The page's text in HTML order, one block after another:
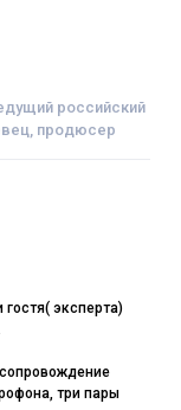
российский
продюсер
гостя( эксперта)
три пары